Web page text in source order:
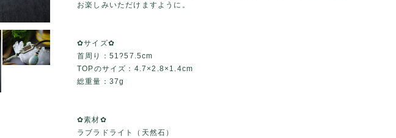
お楽しみいただけますように。
✿サイズ✿
首周り：51?57.5cm
TOPのサイズ：4.7×2.8×1.4cm
総重量：37g
✿素材✿
ラブラドライト（天然石）